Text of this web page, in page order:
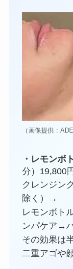
（画像提供：
・レモンボ
分）19,800
クレンジン
除く）→
レモンボト
ンパケア→
その効果は
二重アゴや